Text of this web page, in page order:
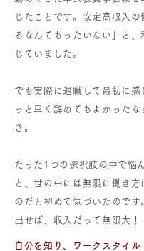
じたことです。安定高収入の
るなんてもったいない」と、
じていました。
でも実際に退職して最初に感
っと早く辞めてもよかったな
き。
たった1つの選択肢の中で悩
と、世の中には無限に働き方
のだと初めて気づいたのです
出せば、収入だって無限大！
自分を知り、ワークスタイル